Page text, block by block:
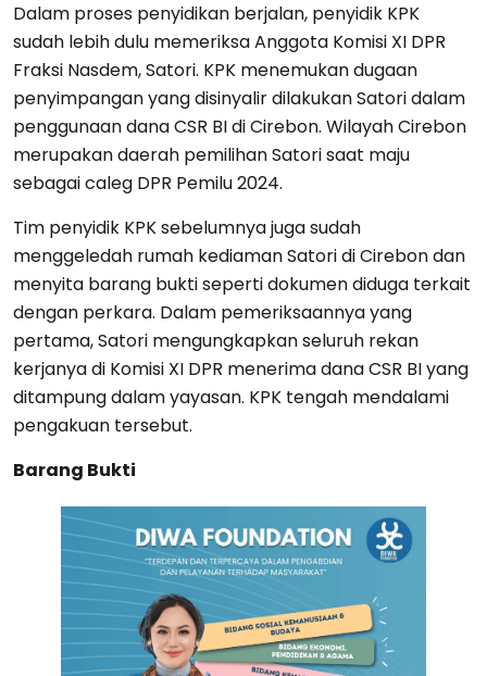
Dalam proses penyidikan berjalan, penyidik KPK
sudah lebih dulu memeriksa Anggota Komisi XI DPR
Fraksi Nasdem, Satori. KPK menemukan dugaan
penyimpangan yang disinyalir dilakukan Satori dalam
penggunaan dana CSR BI di Cirebon. Wilayah Cirebon
merupakan daerah pemilihan Satori saat maju
sebagai caleg DPR Pemilu 2024.
Tim penyidik KPK sebelumnya juga sudah
menggeledah rumah kediaman Satori di Cirebon dan
menyita barang bukti seperti dokumen diduga terkait
dengan perkara. Dalam pemeriksaannya yang
pertama, Satori mengungkapkan seluruh rekan
kerjanya di Komisi XI DPR menerima dana CSR BI yang
ditampung dalam yayasan. KPK tengah mendalami
pengakuan tersebut.
Barang Bukti